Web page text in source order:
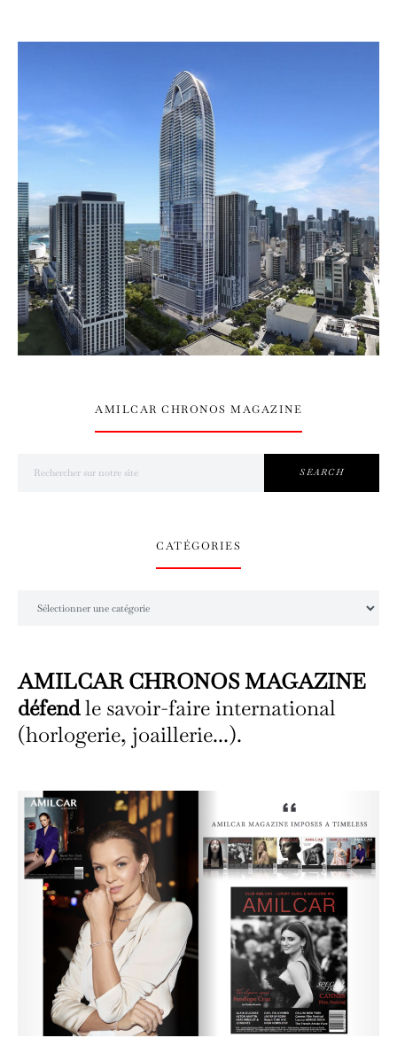
AMILCAR CHRONOS MAGAZINE
SEARCH
CATÉGORIES
AMILCAR CHRONOS MAGAZINE
défendle savoir-faire international
(horlogerie, joaillerie...).